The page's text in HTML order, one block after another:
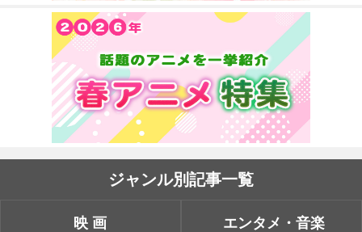
ジャンル別記事一覧
映画 エンタメ・音楽